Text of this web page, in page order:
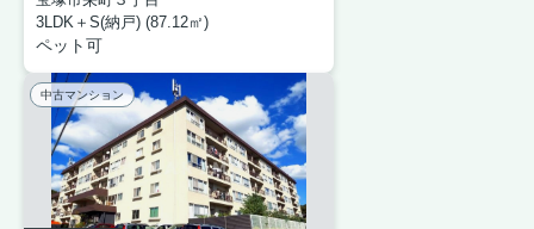
3LDK＋S(納戸) (87.12㎡)
ペット可
中古マンション